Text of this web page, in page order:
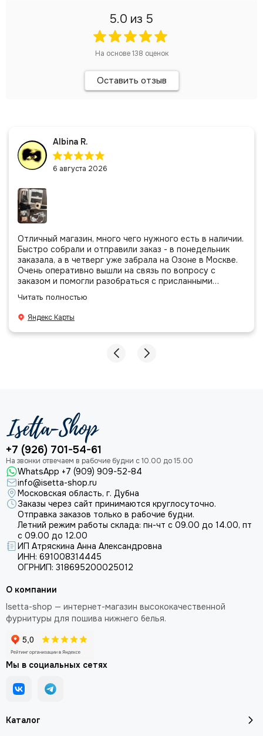
5.0 из 5
На основе138 оценок
Оставить отзыв
Albina R.
6 августа 2026
Отличный магазин, много чего нужного есть в наличии.
Быстро собрали и отправили заказ - в понедельник
заказала, а в четверг уже забрала на Озоне в Москве.
Очень оперативно вышли на связь по вопросу с
заказом и помогли разобраться с присланными
даже есть подарочек, очень приятно. Спасибо
большое команде!
Читать полностью
Яндекс Карты
+7 (926) 701-54-61
WhatsApp +7 (909) 909-52-84
info@isetta-shop.ru
Московская область, г. Дубна
Заказы через сайт принимаются круглосуточно.
Отправка заказов только в рабочие будни.
Летний режим работы склада: пн-чт с 09.00 до 14.00, пт
с 09.00 до 12.00
ИП Атряскина Анна Александровна
ИНН: 691008314445
ОГРНИП: 318695200025012
Каталог
О компании
Isetta-shop — интернет-магазин высококачественной
фурнитуры для пошива нижнего белья.
Мы в социальных сетях